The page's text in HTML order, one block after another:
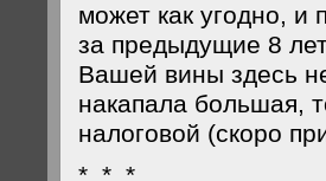
может как угодно, и
за предыдущие 8
Вашей вины здесь
накапала большая,
налоговой (скоро
* * *